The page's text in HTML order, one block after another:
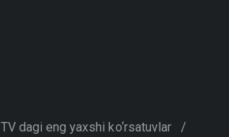
TV dagi eng yaxshi ko‘rsatuvlar /